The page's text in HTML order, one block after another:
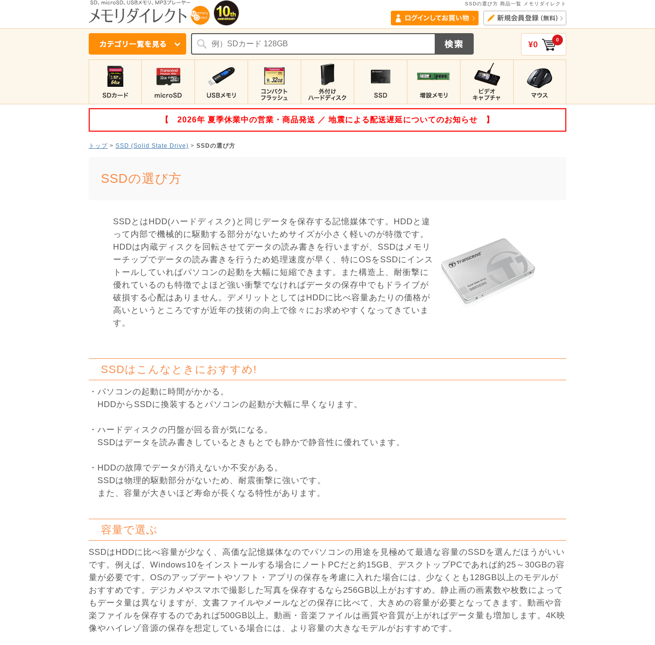
SSDの選び方 商品一覧 メモリダイレクト
¥0 0
【 2026年 夏季休業中の営業・商品発送 ／ 地震による配送遅延についてのお知らせ 】
トップ > SSD (Solid State Drive) > SSDの選び方
SSDの選び方
SSDとはHDD(ハードディスク)と同じデータを保存する記憶媒体です。HDDと違
って内部で機械的に駆動する部分がないためサイズが小さく軽いのが特徴です。
HDDは内蔵ディスクを回転させてデータの読み書きを行いますが、SSDはメモリ
ーチップでデータの読み書きを行うため処理速度が早く、特にOSをSSDにインス
トールしていればパソコンの起動を大幅に短縮できます。また構造上、耐衝撃に
優れているのも特徴でよほど強い衝撃でなければデータの保存中でもドライブが
破損する心配はありません。デメリットとしてはHDDに比べ容量あたりの価格が
高いというところですが近年の技術の向上で徐々にお求めやすくなってきていま
す。
SSDはこんなときにおすすめ!
・パソコンの起動に時間がかかる。
HDDからSSDに換装するとパソコンの起動が大幅に早くなります。
・ハードディスクの円盤が回る音が気になる。
SSDはデータを読み書きしているときもとでも静かで静音性に優れています。
・HDDの故障でデータが消えないか不安がある。
SSDは物理的駆動部分がないため、耐震衝撃に強いです。
また、容量が大きいほど寿命が長くなる特性があります。
容量で選ぶ
SSDはHDDに比べ容量が少なく、高価な記憶媒体なのでパソコンの用途を見極めて最適な容量のSSDを選んだほうがいい
です。例えば、Windows10をインストールする場合にノートPCだと約15GB、デスクトップPCであれば約25～30GBの容
量が必要です。OSのアップデートやソフト・アプリの保存を考慮に入れた場合には、少なくとも128GB以上のモデルが
おすすめです。デジカメやスマホで撮影した写真を保存するなら256GB以上がおすすめ。静止画の画素数や枚数によって
もデータ量は異なりますが、文書ファイルやメールなどの保存に比べて、大きめの容量が必要となってきます。動画や音
楽ファイルを保存するのであれば500GB以上。動画・音楽ファイルは画質や音質が上がればデータ量も増加します。4K映
像やハイレゾ音源の保存を想定している場合には、より容量の大きなモデルがおすすめです。